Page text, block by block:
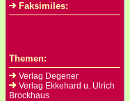
Faksimiles:
Themen:
Verlag Degener
Verlag Ekkehard u. Ulrich
Brockhaus